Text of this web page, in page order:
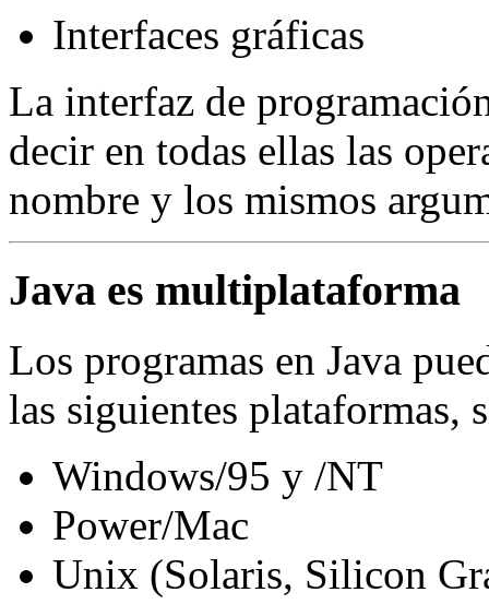
Interfaces gráficas
La interfaz de
decir en todas ellas las
nombre y los mismos
Java es multiplataforma
Los programas en Java
las siguientes plataformas,
Windows/95 y /NT
Power/Mac
Unix (Solaris, Silicon